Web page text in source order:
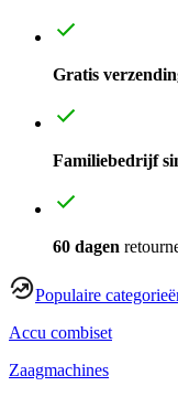
Gratis
Familiebedrijf
60 dagen
Populaire
Accu combiset
Zaagmachines